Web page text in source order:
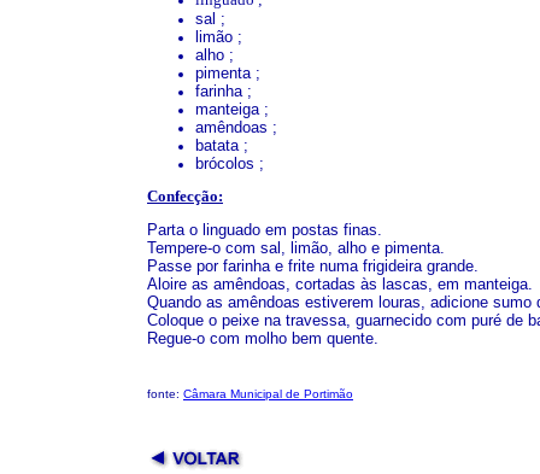
sal ;
limão ;
alho ;
pimenta ;
farinha ;
manteiga ;
amêndoas ;
batata ;
brócolos ;
Confecção:
Parta o linguado em postas finas.
Tempere-o com sal, limão, alho e pimenta.
Passe por farinha e frite numa frigideira grande.
Aloire as amêndoas, cortadas às lascas, em manteiga.
Quando as amêndoas estiverem louras, adicione sumo
Coloque o peixe na travessa, guarnecido com puré de
Regue-o com molho bem quente.
fonte: Câmara Municipal de Portimão